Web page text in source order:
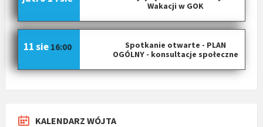
Wakacji w GOK
Spotkanie otwarte - PLAN
OGÓLNY - konsultacje społeczne
11 sie 16:00
KALENDARZ WÓJTA